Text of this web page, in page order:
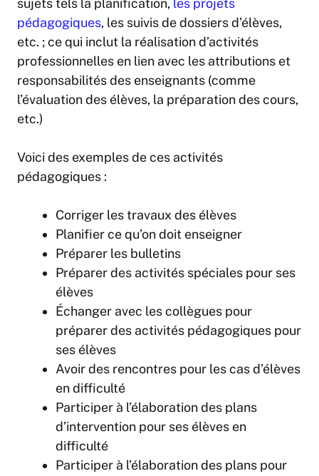
sujets tels la planification, les projets
pédagogiques, les suivis de dossiers d’élèves,
etc. ; ce qui inclut la réalisation d’activités
professionnelles en lien avec les attributions et
responsabilités des enseignants (comme
l’évaluation des élèves, la préparation des cours,
etc.)
Voici des exemples de ces activités
pédagogiques :
Corriger les travaux des élèves
Planifier ce qu’on doit enseigner
Préparer les bulletins
Préparer des activités spéciales pour ses
élèves
Échanger avec les collègues pour
préparer des activités pédagogiques pour
ses élèves
Avoir des rencontres pour les cas d’élèves
en difficulté
Participer à l’élaboration des plans
d’intervention pour ses élèves en
difficulté
Participer à l’élaboration des plans pour